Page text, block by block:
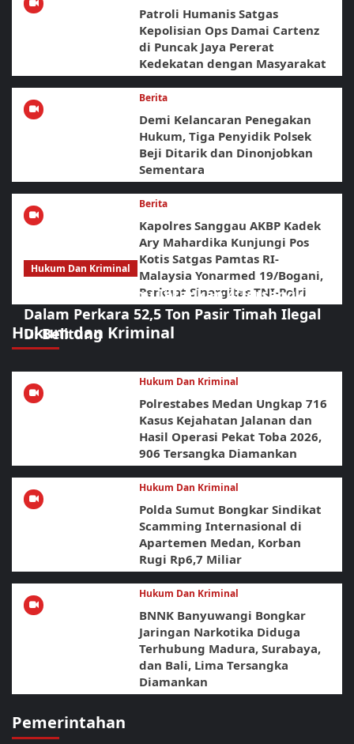
Patroli Humanis Satgas
Kepolisian Ops Damai Cartenz
di Puncak Jaya Pererat
Kedekatan dengan Masyarakat
Berita
Demi Kelancaran Penegakan
Hukum, Tiga Penyidik Polsek
Beji Ditarik dan Dinonjobkan
Sementara
Berita
Kapolres Sanggau AKBP Kadek
Ary Mahardika Kunjungi Pos
Kotis Satgas Pamtas RI-
Malaysia Yonarmed 19/Bogani,
Perkuat Sinergitas TNI-Polri
Hukum dan Kriminal
Hukum Dan Kriminal
Polda Babel Resmi Tetapkan 4 Tersangka
Dalam Perkara 52,5 Ton Pasir Timah Ilegal
Di Belitung
Hukum Dan Kriminal
Polrestabes Medan Ungkap 716
Kasus Kejahatan Jalanan dan
Hasil Operasi Pekat Toba 2026,
906 Tersangka Diamankan
Hukum Dan Kriminal
Polda Sumut Bongkar Sindikat
Scamming Internasional di
Apartemen Medan, Korban
Rugi Rp6,7 Miliar
Hukum Dan Kriminal
BNNK Banyuwangi Bongkar
Jaringan Narkotika Diduga
Terhubung Madura, Surabaya,
dan Bali, Lima Tersangka
Diamankan
Pemerintahan